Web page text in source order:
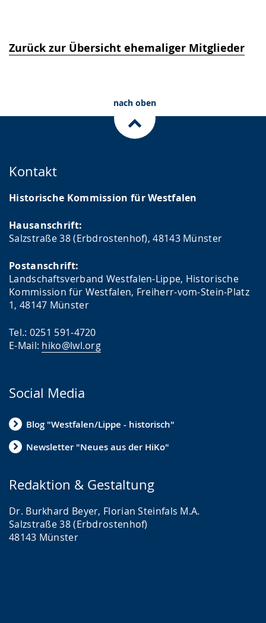
Zurück zur Übersicht ehemaliger Mitglieder
nach oben
Kontakt
Historische Kommission für Westfalen
Hausanschrift:
Salzstraße 38 (Erbdrostenhof), 48143 Münster
Postanschrift:
Landschaftsverband Westfalen-Lippe, Historische
Kommission für Westfalen, Freiherr-vom-Stein-Platz
1, 48147 Münster
Tel.: 0251 591-4720
E-Mail: hiko@lwl.org
Social Media
Blog "Westfalen/Lippe - historisch"
Newsletter "Neues aus der HiKo"
Redaktion & Gestaltung
Dr. Burkhard Beyer, Florian Steinfals M.A.
Salzstraße 38 (Erbdrostenhof)
48143 Münster